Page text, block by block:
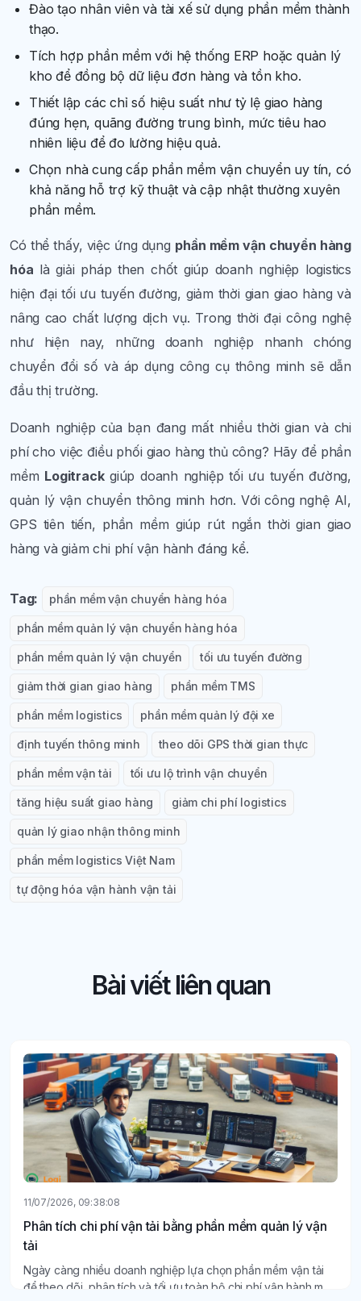
Đào tạo nhân viên và tài xế sử dụng phần mềm thành
thạo.
Tích hợp phần mềm với hệ thống ERP hoặc quản lý
kho để đồng bộ dữ liệu đơn hàng và tồn kho.
Thiết lập các chỉ số hiệu suất như tỷ lệ giao hàng
đúng hẹn, quãng đường trung bình, mức tiêu hao
nhiên liệu để đo lường hiệu quả.
Chọn nhà cung cấp phần mềm vận chuyển uy tín, có
khả năng hỗ trợ kỹ thuật và cập nhật thường xuyên
phần mềm.
Có thể thấy, việc ứng dụng phần mềm vận chuyển hàng
hóa là giải pháp then chốt giúp doanh nghiệp logistics
hiện đại tối ưu tuyến đường, giảm thời gian giao hàng và
nâng cao chất lượng dịch vụ. Trong thời đại công nghệ
như hiện nay, những doanh nghiệp nhanh chóng
chuyển đổi số và áp dụng công cụ thông minh sẽ dẫn
đầu thị trường.
Doanh nghiệp của bạn đang mất nhiều thời gian và chi
phí cho việc điều phối giao hàng thủ công? Hãy để phần
mềm Logitrackgiúp doanh nghiệp tối ưu tuyến đường,
quản lý vận chuyển thông minh hơn. Với công nghệ AI,
GPS tiên tiến, phần mềm giúp rút ngắn thời gian giao
hàng và giảm chi phí vận hành đáng kể.
Tag: phần mềm vận chuyển hàng hóa
phần mềm quản lý vận chuyển hàng hóa
phần mềm quản lý vận chuyển tối ưu tuyến đường
giảm thời gian giao hàng phần mềm TMS
phần mềm logistics phần mềm quản lý đội xe
định tuyến thông minh theo dõi GPS thời gian thực
phần mềm vận tải tối ưu lộ trình vận chuyển
tăng hiệu suất giao hàng giảm chi phí logistics
quản lý giao nhận thông minh
phần mềm logistics Việt Nam
tự động hóa vận hành vận tải
Bài viết liên quan
11/07/2026, 09:38:08
Phân tích chi phí vận tải bằng phần mềm quản lý vận
tải
Ngày càng nhiều doanh nghiệp lựa chọn phần mềm vận tải
để theo dõi, phân tích và tối ưu toàn bộ chi phí vận hành một